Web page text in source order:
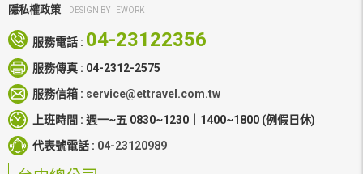
隱私權政策
DESIGN BY | EWORK
服務電話 : 04-23122356
服務傳真 : 04-2312-2575
服務信箱 : service@ettravel.com.tw
上班時間 : 週一~五 0830~1230｜1400~1800 (例假日休)
代表號電話 : 04-23120989